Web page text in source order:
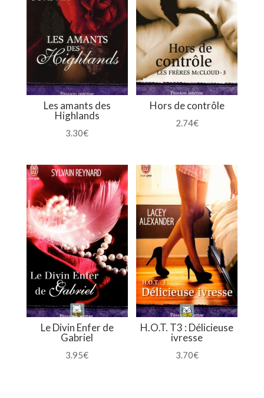
Les amants des
Highlands
3.30€
Hors de contrôle
2.74€
Le Divin Enfer de
Gabriel
3.95€
H.O.T. T3 : Délicieuse
ivresse
3.70€